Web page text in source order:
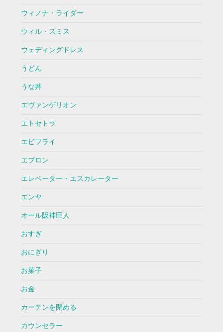
ウィノナ・ライダー
ウィル・スミス
ウェディングドレス
うどん
うな丼
エヴァンゲリオン
エトセトラ
エビフライ
エプロン
エレベーター・エスカレーター
エンヤ
オール阪神巨人
おすぎ
おにぎり
お菓子
お金
カーテンを閉める
カウンセラー